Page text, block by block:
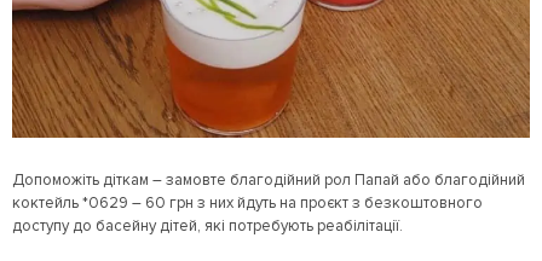
Допоможіть діткам – замовте благодійний рол Папай або благодійний
коктейль *0629 – 60 грн з них йдуть на проєкт з безкоштовного
доступу до басейну дітей, які потребують реабілітації.